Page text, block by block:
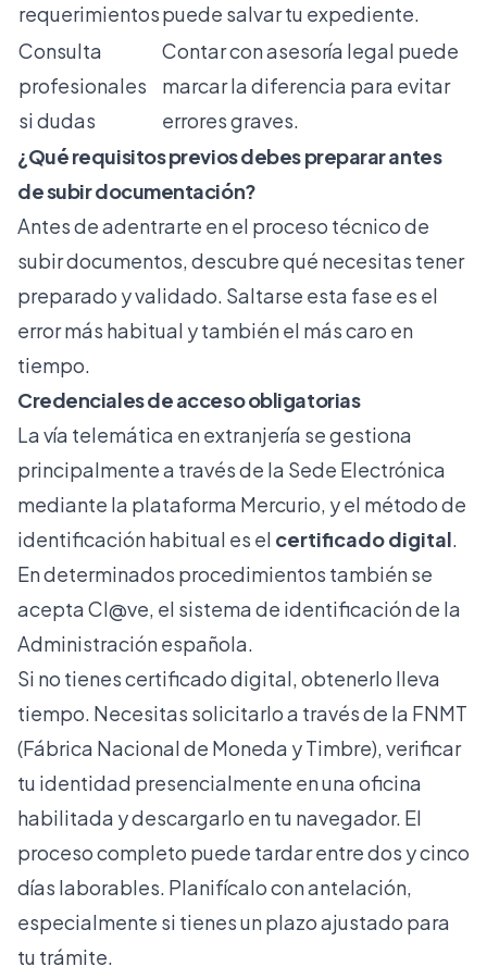
requerimientospuede salvar tu expediente.
Consulta
profesionales
si dudas
Contar con asesoría legal puede
marcar la diferencia para evitar
errores graves.
¿Qué requisitos previos debes preparar antes
de subir documentación?
Antes de adentrarte en el proceso técnico de
subir documentos, descubre qué necesitas tener
preparado y validado. Saltarse esta fase es el
error más habitual y también el más caro en
tiempo.
Credenciales de acceso obligatorias
Lavía telemática en extranjería se gestiona
principalmente a través de la Sede Electrónica
mediante la plataforma Mercurio, y el método de
identificación habitual es el certificado digital.
En determinados procedimientos también se
acepta Cl@ve, el sistema de identificación de la
Administración española.
Si no tienes certificado digital, obtenerlo lleva
tiempo. Necesitas solicitarlo a través de la FNMT
(Fábrica Nacional de Moneda y Timbre), verificar
tu identidad presencialmente en una oficina
habilitada y descargarlo en tu navegador. El
proceso completo puede tardar entre dos y cinco
días laborables. Planifícalo con antelación,
especialmente si tienes un plazo ajustado para
tu trámite.